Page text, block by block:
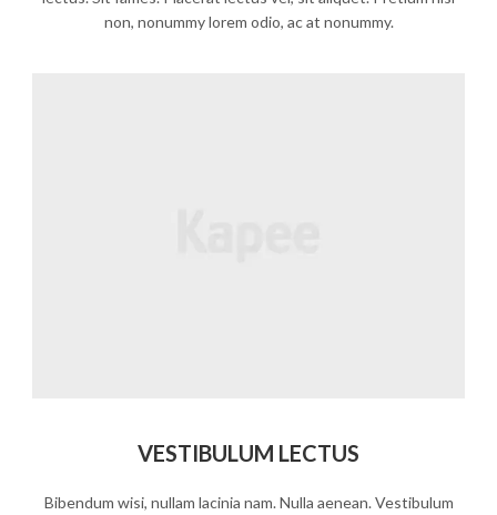
non, nonummy lorem odio, ac at nonummy.
VESTIBULUM LECTUS
Bibendum wisi, nullam lacinia nam. Nulla aenean. Vestibulum